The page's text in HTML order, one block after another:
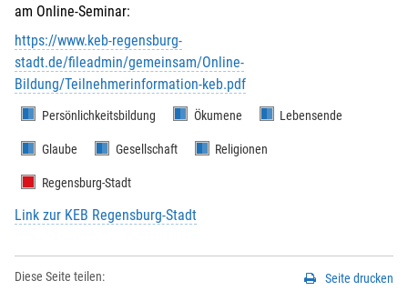
E-Mail*:
Vorname *:
Nachname*:
am Online-Seminar:
https://www.keb-regensburg-
stadt.de/fileadmin/gemeinsam/Online-
Bildung/Teilnehmerinformation-keb.pdf
Persönlichkeitsbildung Ökumene Lebensende
Glaube Gesellschaft Religionen
Regensburg-Stadt
Link zur KEB Regensburg-Stadt
Diese Seite teilen: Seite drucken